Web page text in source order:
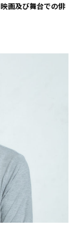
画及び舞台での俳